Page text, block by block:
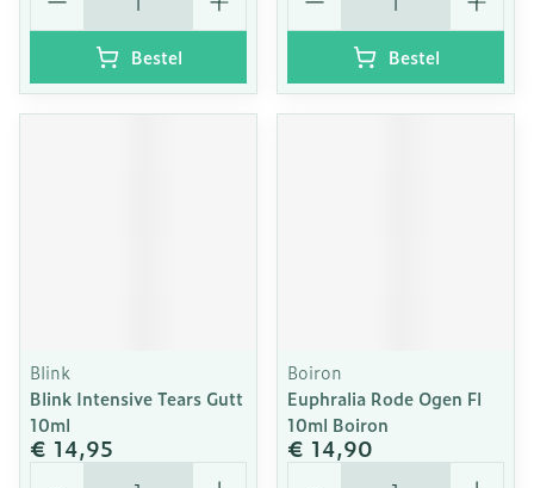
Bestel Bestel
Blink
Blink Intensive Tears Gutt
10ml
€ 14,95
Aantal
Boiron
Euphralia Rode Ogen Fl
10ml Boiron
€ 14,90
Aantal